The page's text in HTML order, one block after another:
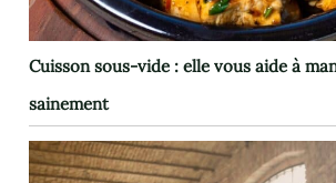
Cuisson sous-vide : elle vous aide à
sainement